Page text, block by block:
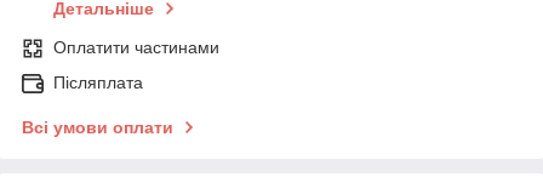
Детальніше
Оплатити частинами
Післяплата
Всі умови оплати